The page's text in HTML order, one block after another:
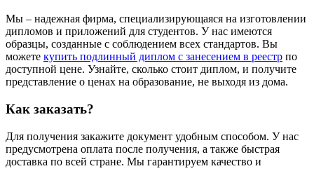
Мы – надежная фирма, специализирующаяся на изготовлении
дипломов и приложений для студентов. У нас имеются
образцы, созданные с соблюдением всех стандартов. Вы
можете купить подлинный диплом с занесением в реестр по
доступной цене. Узнайте, сколько стоит диплом, и получите
представление о ценах на образование, не выходя из дома.
Как заказать?
Для получения закажите документ удобным способом. У нас
предусмотрена оплата после получения, а также быстрая
доставка по всей стране. Мы гарантируем качество и